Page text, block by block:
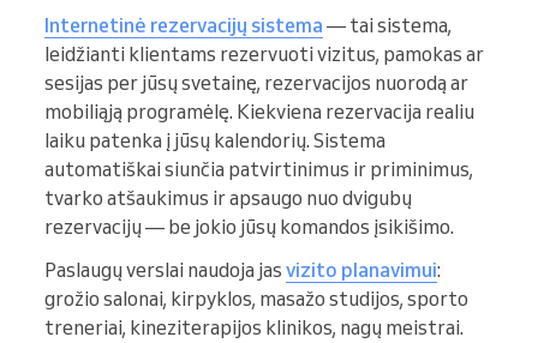
Internetinė rezervacijų sistema — tai sistema,
leidžianti klientams rezervuoti vizitus, pamokas ar
sesijas per jūsų svetainę, rezervacijos nuorodą ar
mobiliąją programėlę. Kiekviena rezervacija realiu
laiku patenka į jūsų kalendorių. Sistema
automatiškai siunčia patvirtinimus ir priminimus,
tvarko atšaukimus ir apsaugo nuo dvigubų
rezervacijų — be jokio jūsų komandos įsikišimo.
Paslaugų verslai naudoja jas vizito planavimui:
grožio salonai, kirpyklos, masažo studijos, sporto
treneriai, kineziterapijos klinikos, nagų meistrai.